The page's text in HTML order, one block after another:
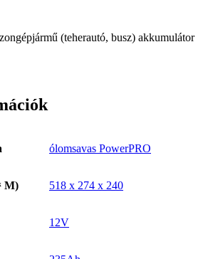
(teherautó, busz) akkumulátor
ólomsavas PowerPRO
M) 518 x 274 x 240
12V